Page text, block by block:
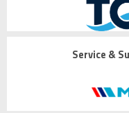
Service &